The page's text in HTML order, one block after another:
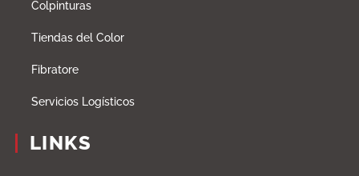
Colpinturas
Tiendas del Color
Fibratore
Servicios Logísticos
LINKS